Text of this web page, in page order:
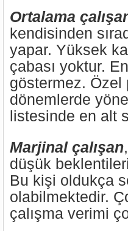
Ortalama
kendisinden
yapar. Yüksek
çabası yoktur.
göstermez. Özel
dönemlerde
listesinde en alt
Marjinal çalışan
düşük
Bu kişi oldukça
olabilmektedir.
çalışma verimi